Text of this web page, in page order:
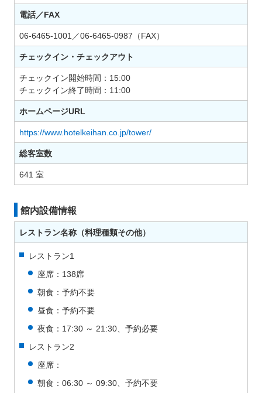
電話／FAX
06-6465-1001／06-6465-0987（FAX）
チェックイン・チェックアウト
チェックイン開始時間：15:00
チェックイン終了時間：11:00
ホームページURL
https://www.hotelkeihan.co.jp/tower/
総客室数
641 室
館内設備情報
レストラン名称（料理種類その他）
レストラン1
座席：138席
朝食：予約不要
昼食：予約不要
夜食：17:30 ～ 21:30、予約必要
レストラン2
座席：
朝食：06:30 ～ 09:30、予約不要